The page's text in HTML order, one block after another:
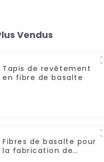
Vendus
Tapis de revêtement
en fibre de basalte
Fibres de basalte pour
la fabrication de